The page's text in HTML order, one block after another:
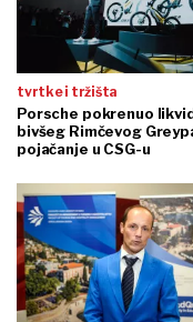
tvrtke i tržišta
Porsche pokrenuo
bivšeg Rimčevog
pojačanje u CSG-u